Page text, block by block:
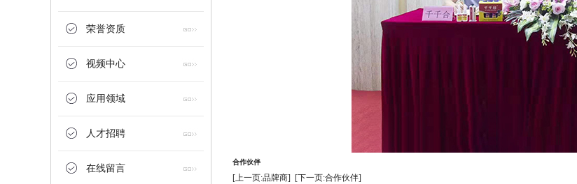
荣誉资质
视频中心
应用领域
人才招聘
在线留言
合作伙伴
[上一页:品牌商] [下一页:合作伙伴]